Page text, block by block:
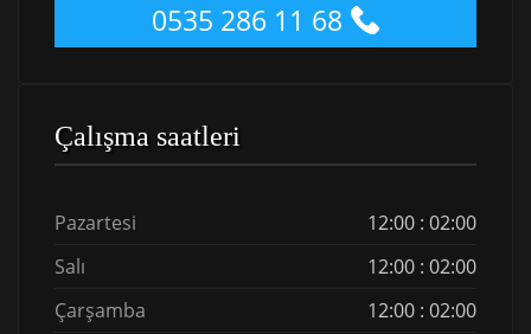
0535 286 11 68
Çalışma saatleri
Pazartesi
12:00 : 02:00
Salı
12:00 : 02:00
Çarşamba
12:00 : 02:00